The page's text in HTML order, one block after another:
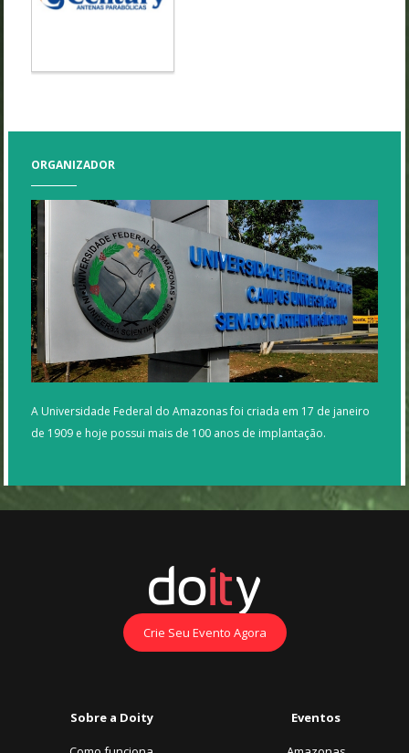
ORGANIZADOR
A Universidade Federal do Amazonas foi criada em 17 de janeiro
de 1909 e hoje possui mais de 100 anos de implantação.
Crie Seu Evento Agora
Sobre a Doity Eventos